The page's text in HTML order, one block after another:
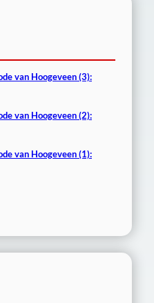
van Hoogeveen (3):
van Hoogeveen (2):
van Hoogeveen (1):